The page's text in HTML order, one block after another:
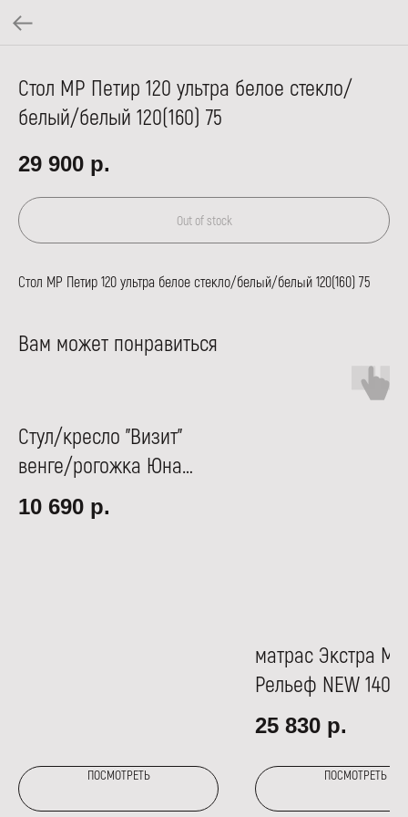
Стол МР Петир 120 ультра белое стекло/
белый/белый 120(160) 75
29 900 р.
Out of stock
Стол МР Петир 120 ультра белое стекло/белый/белый 120(160) 75
Вам может понравиться
Стул/кресло "Визит"
венге/рогожка Юна
066-5 коричневый
10 690 р.
ПОСМОТРЕТЬ
матрас Экстра
Рельеф NEW
25 830 р.
ПОСМОТРЕТЬ